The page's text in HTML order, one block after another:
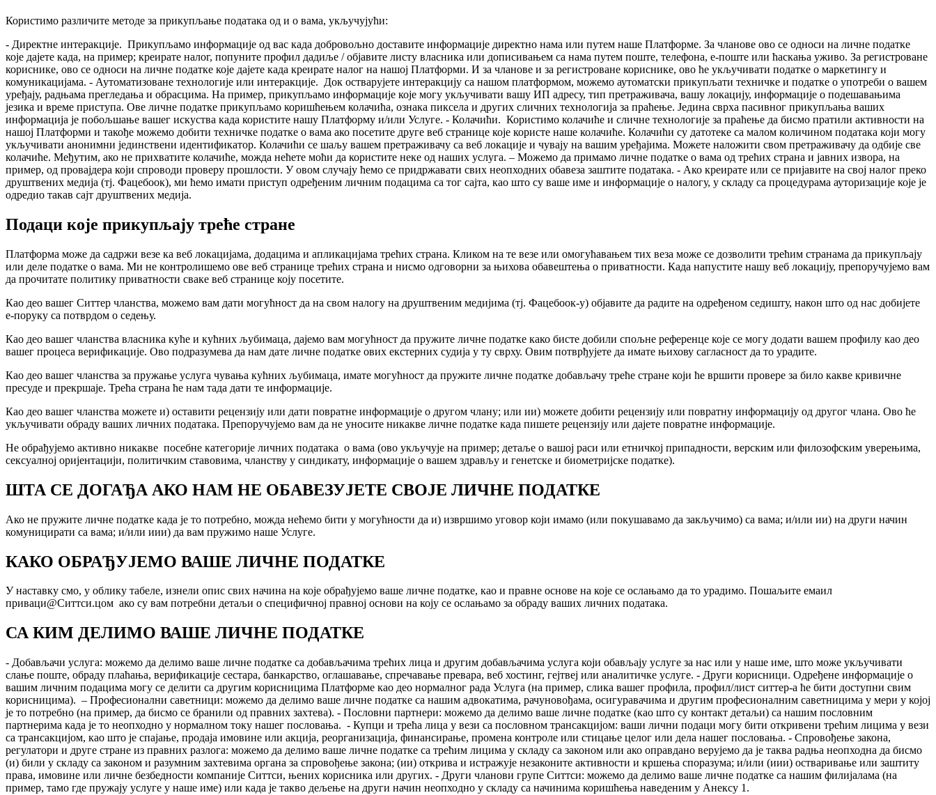
Користимо различите методе за прикупљање података од и о вама, укључујући:
- Директне интеракције. Прикупљамо информације од вас када добровољно доставите информације директно нама или путем наше Платформе. За чланове ово се односи на личне податке
које дајете када, на пример; креирате налог, попуните профил дадиље / објавите листу власника или дописивањем са нама путем поште, телефона, е-поште или ћаскања уживо. За регистроване
кориснике, ово се односи на личне податке које дајете када креирате налог на нашој Платформи. И за чланове и за регистроване кориснике, ово ће укључивати податке о маркетингу и
комуникацијама. - Аутоматизоване технологије или интеракције. Док остварујете интеракцију са нашом платформом, можемо аутоматски прикупљати техничке и податке о употреби о вашем
уређају, радњама прегледања и обрасцима. На пример, прикупљамо информације које могу укључивати вашу ИП адресу, тип претраживача, вашу локацију, информације о подешавањима
језика и време приступа. Ове личне податке прикупљамо коришћењем колачића, ознака пиксела и других сличних технологија за праћење. Једина сврха пасивног прикупљања ваших
информација је побољшање вашег искуства када користите нашу Платформу и/или Услуге. - Колачићи. Користимо колачиће и сличне технологије за праћење да бисмо пратили активности на
нашој Платформи и такође можемо добити техничке податке о вама ако посетите друге веб странице које користе наше колачиће. Колачићи су датотеке са малом количином података који могу
укључивати анонимни јединствени идентификатор. Колачићи се шаљу вашем претраживачу са веб локације и чувају на вашим уређајима. Можете наложити свом претраживачу да одбије све
колачиће. Међутим, ако не прихватите колачиће, можда нећете моћи да користите неке од наших услуга. – Можемо да примамо личне податке о вама од трећих страна и јавних извора, на
пример, од провајдера који спроводи проверу прошлости. У овом случају ћемо се придржавати свих неопходних обавеза заштите података. - Ако креирате или се пријавите на свој налог преко
друштвених медија (тј. Фацебоок), ми ћемо имати приступ одређеним личним подацима са тог сајта, као што су ваше име и информације о налогу, у складу са процедурама ауторизације које је
одредио такав сајт друштвених медија.
Подаци које прикупљају треће стране
Платформа може да садржи везе ка веб локацијама, додацима и апликацијама трећих страна. Кликом на те везе или омогућавањем тих веза може се дозволити трећим странама да прикупљају
или деле податке о вама. Ми не контролишемо ове веб странице трећих страна и нисмо одговорни за њихова обавештења о приватности. Када напустите нашу веб локацију, препоручујемо вам
да прочитате политику приватности сваке веб странице коју посетите.
Као део вашег Ситтер чланства, можемо вам дати могућност да на свом налогу на друштвеним медијима (тј. Фацебоок-у) објавите да радите на одређеном седишту, након што од нас добијете
е-поруку са потврдом о седењу.
Као део вашег чланства власника куће и кућних љубимаца, дајемо вам могућност да пружите личне податке како бисте добили спољне референце које се могу додати вашем профилу као део
вашег процеса верификације. Ово подразумева да нам дате личне податке ових екстерних судија у ту сврху. Овим потврђујете да имате њихову сагласност да то урадите.
Као део вашег чланства за пружање услуга чувања кућних љубимаца, имате могућност да пружите личне податке добављачу треће стране који ће вршити провере за било какве кривичне
пресуде и прекршаје. Трећа страна ће нам тада дати те информације.
Као део вашег чланства можете и) оставити рецензију или дати повратне информације о другом члану; или ии) можете добити рецензију или повратну информацију од другог члана. Ово ће
укључивати обраду ваших личних података. Препоручујемо вам да не уносите никакве личне податке када пишете рецензију или дајете повратне информације.
Не обрађујемо активно никакве посебне категорије личних података о вама (ово укључује на пример; детаље о вашој раси или етничкој припадности, верским или филозофским уверењима,
сексуалној оријентацији, политичким ставовима, чланству у синдикату, информације о вашем здрављу и генетске и биометријске податке).
ШТА СЕ ДОГАЂА АКО НАМ НЕ ОБАВЕЗУЈЕТЕ СВОЈЕ ЛИЧНЕ ПОДАТКЕ
Ако не пружите личне податке када је то потребно, можда нећемо бити у могућности да и) извршимо уговор који имамо (или покушавамо да закључимо) са вама; и/или ии) на други начин
комуницирати са вама; и/или иии) да вам пружимо наше Услуге.
КАКО ОБРАЂУЈЕМО ВАШЕ ЛИЧНЕ ПОДАТКЕ
У наставку смо, у облику табеле, изнели опис свих начина на које обрађујемо ваше личне податке, као и правне основе на које се ослањамо да то урадимо. Пошаљите емаил
приваци@Ситтси.цом ако су вам потребни детаљи о специфичној правној основи на коју се ослањамо за обраду ваших личних података.
СА КИМ ДЕЛИМО ВАШЕ ЛИЧНЕ ПОДАТКЕ
- Добављачи услуга: можемо да делимо ваше личне податке са добављачима трећих лица и другим добављачима услуга који обављају услуге за нас или у наше име, што може укључивати
слање поште, обраду плаћања, верификације сестара, банкарство, оглашавање, спречавање превара, веб хостинг, гејтвеј или аналитичке услуге. - Други корисници. Одређене информације о
вашим личним подацима могу се делити са другим корисницима Платформе као део нормалног рада Услуга (на пример, слика вашег профила, профил/лист ситтер-а ће бити доступни свим
корисницима). – Професионални саветници: можемо да делимо ваше личне податке са нашим адвокатима, рачуновођама, осигуравачима и другим професионалним саветницима у мери у којој
је то потребно (на пример, да бисмо се бранили од правних захтева). - Пословни партнери: можемо да делимо ваше личне податке (као што су контакт детаљи) са нашим пословним
партнерима када је то неопходно у нормалном току нашег пословања. - Купци и трећа лица у вези са пословном трансакцијом: ваши лични подаци могу бити откривени трећим лицима у вези
са трансакцијом, као што је спајање, продаја имовине или акција, реорганизација, финансирање, промена контроле или стицање целог или дела нашег пословања. - Спровођење закона,
регулатори и друге стране из правних разлога: можемо да делимо ваше личне податке са трећим лицима у складу са законом или ако оправдано верујемо да је таква радња неопходна да бисмо
(и) били у складу са законом и разумним захтевима органа за спровођење закона; (ии) открива и истражује незаконите активности и кршења споразума; и/или (иии) остваривање или заштиту
права, имовине или личне безбедности компаније Ситтси, њених корисника или других. - Други чланови групе Ситтси: можемо да делимо ваше личне податке са нашим филијалама (на
пример, тамо где пружају услуге у наше име) или када је такво дељење на други начин неопходно у складу са начинима коришћења наведеним у Анексу 1.